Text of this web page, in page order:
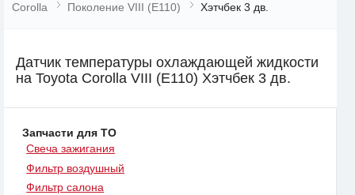
Corolla
Поколение VIII (E110) Хэтчбек 3 дв.
Датчик температуры охлаждающей жидкости
на Toyota Corolla VIII (E110) Хэтчбек 3 дв.
Запчасти для ТО
Свеча зажигания
Фильтр воздушный
Фильтр салона